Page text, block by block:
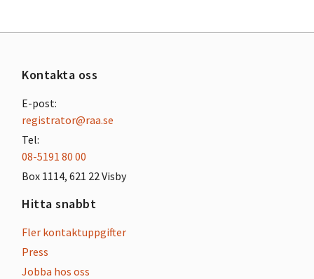
Kontakta oss
E-post:
registrator@raa.se
Tel:
08-5191 80 00
Box 1114, 621 22 Visby
Hitta snabbt
Fler kontaktuppgifter
Press
Jobba hos oss